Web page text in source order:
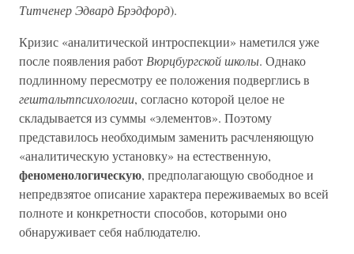
Титченер Эдвард Брэдфорд).
Кризис «аналитической интроспекции» наметился уже
после появления работ Вюрцбургской школы. Однако
подлинному пересмотру ее положения подверглись в
гештальтпсихологии, согласно которой целое не
складывается из суммы «элементов». Поэтому
представилось необходимым заменить расчленяющую
«аналитическую установку» на естественную,
феноменологическую, предполагающую свободное и
непредвзятое описание характера переживаемых во всей
полноте и конкретности способов, которыми оно
обнаруживает себя наблюдателю.